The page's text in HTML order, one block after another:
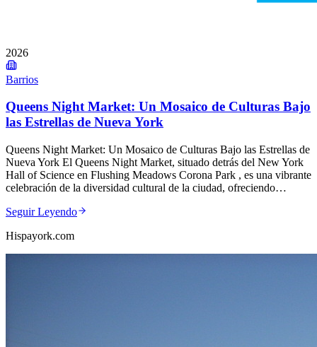
2026
Barrios
Queens Night Market: Un Mosaico de Culturas Bajo
las Estrellas de Nueva York
Queens Night Market: Un Mosaico de Culturas Bajo las Estrellas de
Nueva York El Queens Night Market, situado detrás del New York
Hall of Science en Flushing Meadows Corona Park , es una vibrante
celebración de la diversidad cultural de la ciudad, ofreciendo…
Seguir Leyendo
Hispayork.com